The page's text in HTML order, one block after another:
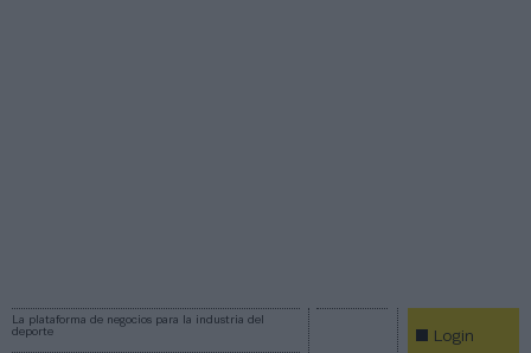
La plataforma de negocios para la industria del
deporte
Login